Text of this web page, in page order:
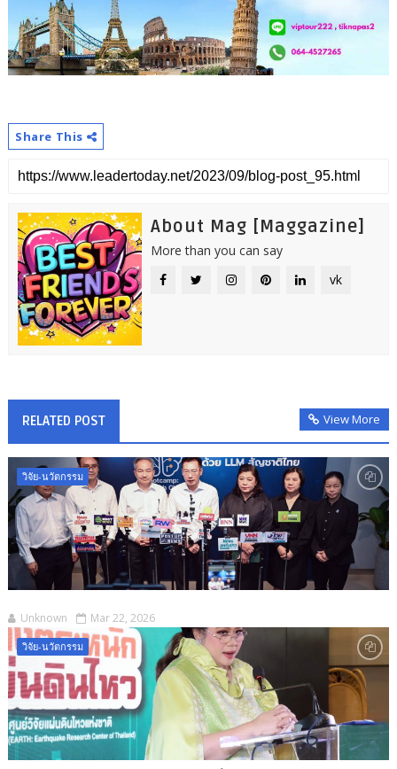
Share This
About Mag [Maggazine]
More than you can say
vk
RELATED POST View More
วิจัย-นวัตกรรม
Unknown Mar 22, 2026
วิจัย-นวัตกรรม